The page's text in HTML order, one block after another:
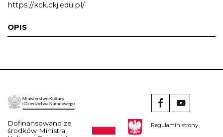
https://kck.ckj.edu.pl/
OPIS
Dofinansowano ze
środków Ministra
Regulamin strony